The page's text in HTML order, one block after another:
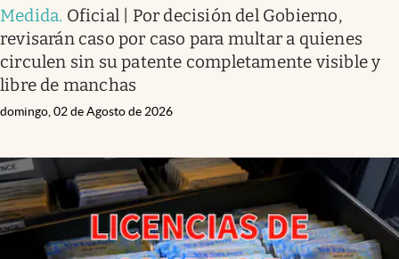
Medida. Oficial | Por decisión del Gobierno,
revisarán caso por caso para multar a quienes
circulen sin su patente completamente visible y
libre de manchas
domingo, 02 de Agosto de 2026